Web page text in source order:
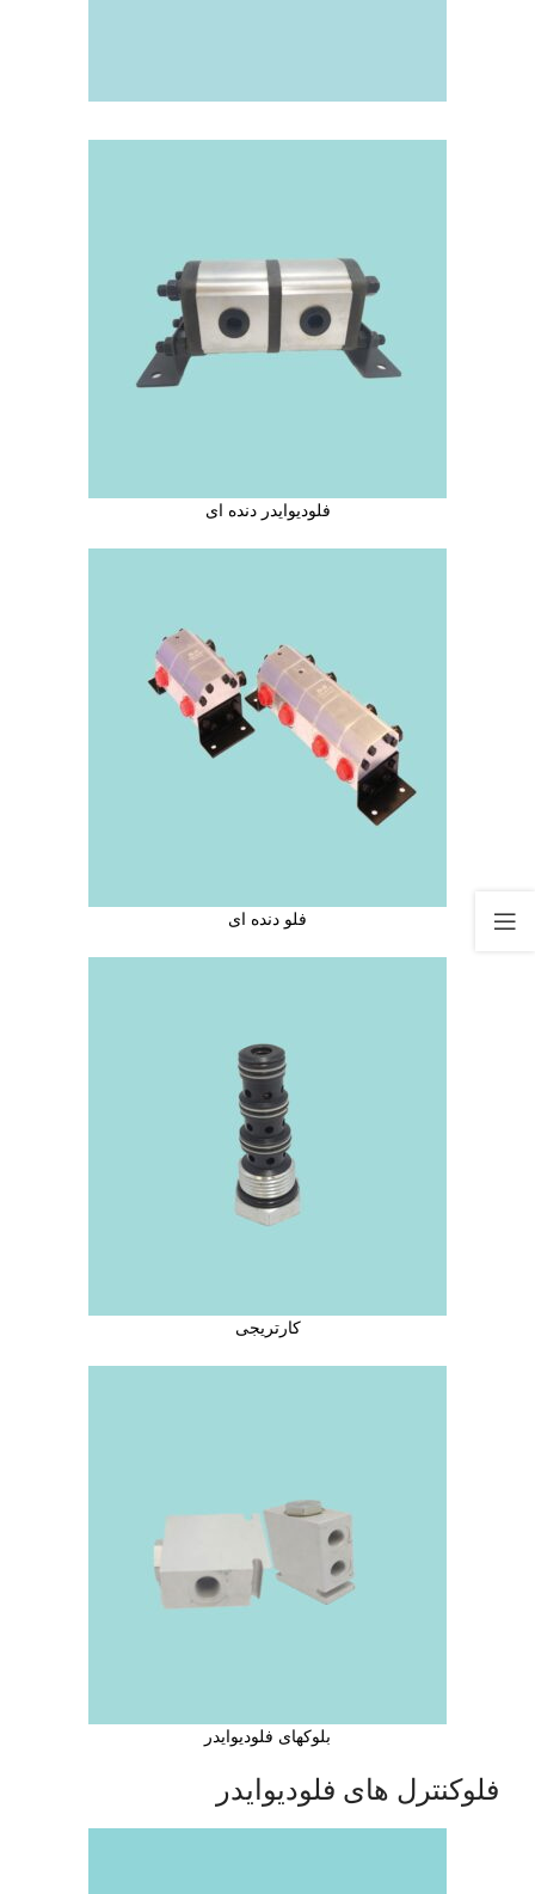
فلودیوایدر دنده ای
فلو دنده ای
کارتریجی
بلوکهای فلودیوایدر
فلوکنترل های فلودیوایدر